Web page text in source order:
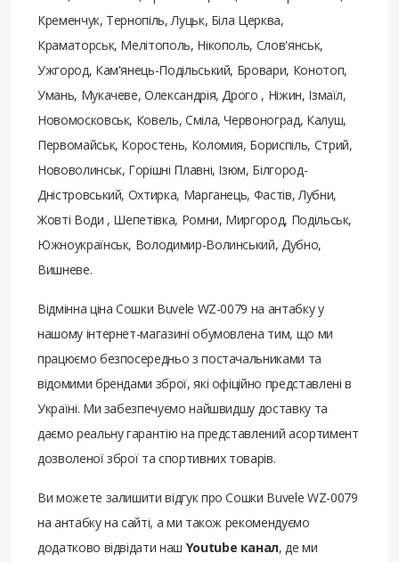
Кременчук, Тернопіль, Луцьк, Біла Церква,
Краматорськ, Мелітополь, Нікополь, Слов'янськ,
Ужгород, Кам'янець-Подільський, Бровари, Конотоп,
Умань, Мукачеве, Олександрія, Дрого , Ніжин, Ізмаїл,
Новомосковськ, Ковель, Сміла, Червоноград, Калуш,
Первомайськ, Коростень, Коломия, Бориспіль, Стрий,
Нововолинськ, Горішні Плавні, Ізюм, Білгород-
Дністровський, Охтирка, Марганець, Фастів, Лубни,
Жовті Води , Шепетівка, Ромни, Миргород, Подільськ,
Южноукраїнськ, Володимир-Волинський, Дубно,
Вишневе.
Відмінна ціна Сошки Buvele WZ-0079 на антабку у
нашому інтернет-магазині обумовлена ​​тим, що ми
працюємо безпосередньо з постачальниками та
відомими брендами зброї, які офіційно представлені в
Україні. Ми забезпечуємо найшвидшу доставку та
даємо реальну гарантію на представлений асортимент
дозволеної зброї та спортивних товарів.
Ви можете залишити відгук про Сошки Buvele WZ-0079
на антабку на сайті, а ми також рекомендуємо
додатково відвідати наш Youtube канал, де ми